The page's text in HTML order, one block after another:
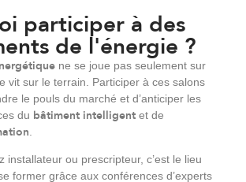
participer à des
de l'énergie ?
ne se joue pas seulement sur
vit sur le terrain. Participer à ces salons
le pouls du marché et d’anticiper les
du bâtiment intelligent et de
installateur ou prescripteur, c’est le lieu
former grâce aux conférences d’experts